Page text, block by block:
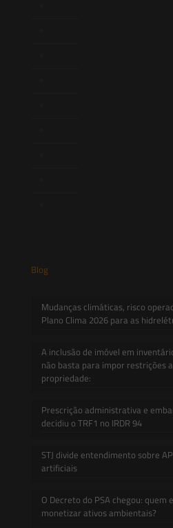
Blog
Mudanças climáticas, risco
Plano Clima 2026 para as
A inclusão de imóvel em
não basta para impor restrições
propriedade:
Prescrição administrativa e
decidiu o TRF1 no IRDR 94
STJ divide entendimento sobre
artificiais
O Decreto do PSA chegou: quem
monetizar ativos ambientais?